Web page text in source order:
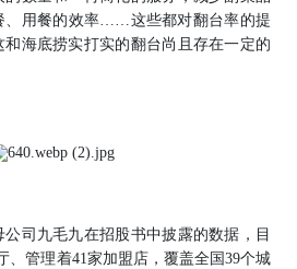
、用餐的效率……这些都对翻台率的提
海底捞实打实的翻台尚且存在一定的
公司九毛九在招股书中披露的数据，目
、管理着41家加盟店，覆盖全国39个城